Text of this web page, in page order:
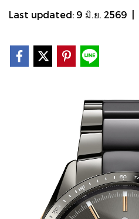
Last updated: 9 มิ.ย. 2569